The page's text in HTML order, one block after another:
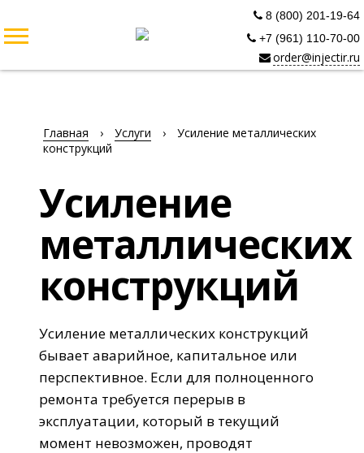
8 (800) 201-19-64
+7 (961) 110-70-00
order@injectir.ru
Главная › Услуги ›
Усиление металлических
конструкций
Усиление
металлических
конструкций
Усиление металлических конструкций
бывает аварийное, капитальное или
перспективное. Если для полноценного
ремонта требуется перерыв в
эксплуатации, который в текущий
момент невозможен, проводят